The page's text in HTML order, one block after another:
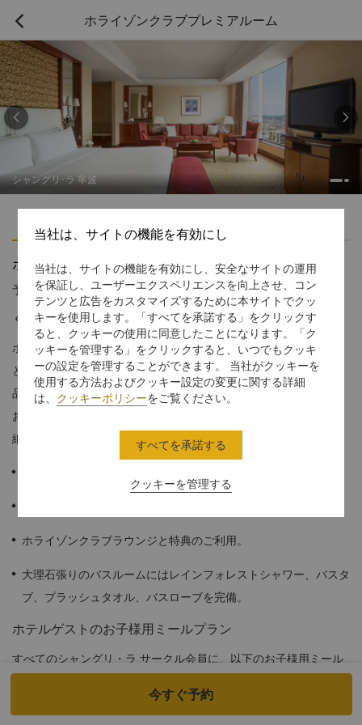
 ホライゾンクラブプレミアルーム
シャングリ･ラ 寧波
 
ホライゾンクラブプレミアルーム
予約受付窓口の電話番号 1 866 565 5050
くつろぎのスペース 都会のオアシス
ホライゾンクラブプレミアルームではゆったりとしたスペース
と、高級ベッドリネンやレインフォレストシャワーが備わった上
品な大理石のバスルームなど、充実したアメニティをご用意して
おります。旅慣れたゲストの皆様おひとりおひとりに合ったきめ
細やかなサービスをお届けいたします。
ホライゾンクラブラウンジと特典のご利用。
大理石張りのバスルームにはレインフォレストシャワー、バスタ
ブ、プラッシュタオル、バスローブを完備。
ホテルゲストのお子様用ミールプラン
すべてのシャングリ・ラ サークル会員に、以下のお子様用ミール
今すぐ予約
当社は、サイトの機能を有効にし
当社は、サイトの機能を有効にし、安全なサイトの運用
を保証し、ユーザーエクスペリエンスを向上させ、コン
テンツと広告をカスタマイズするために本サイトでクッ
キーを使用します。「すべてを承諾する」をクリックす
ると、クッキーの使用に同意したことになります。「ク
ッキーを管理する」をクリックすると、いつでもクッキ
ーの設定を管理することができます。 当社がクッキーを
使用する方法およびクッキー設定の変更に関する詳細
は、 クッキーポリシーをご覧ください。
クッキーを管理する
すべてを承諾する